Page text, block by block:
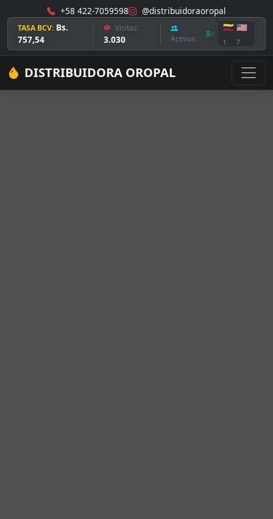
+58 422-7059598 @distribuidoraoropal
TASA BCV: Bs.
757,54
Visitas:
3.030 Activos: 8
🇻🇪
1
🇺🇸
7
DISTRIBUIDORA OROPAL